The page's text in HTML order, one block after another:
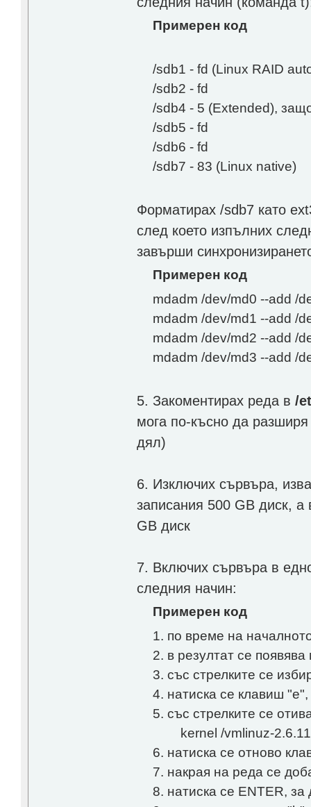
Примерен код
/sdb1 - fd (Linux RAID
/sdb2 - fd
/sdb4 - 5 (Extended),
/sdb5 - fd
/sdb6 - fd
/sdb7 - 83 (Linux native)
Форматирах /sdb7 като
след което изпълних
завърши
Примерен код
mdadm /dev/md0 --add /
mdadm /dev/md1 --add /
mdadm /dev/md2 --add /
mdadm /dev/md3 --add /
5. Закоментирах редa в/
мога по-късно да
дял)
6. Изключих сървъра,
записания 500 GB диск,
GB диск
7. Включих сървъра в
следния начин:
Примерен код
1. по време на
2. в резултат се
3. със стрелките се
4. натиска се клавиш
5. със стрелките се
kernel /vmlinuz-2.6.11-
6. натиска се отново
7. накрая на реда се
8. натиска се ENTER,